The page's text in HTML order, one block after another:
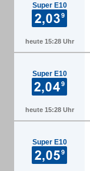
Super E10
heute 15:28 Uhr
Super E10
heute 15:28 Uhr
Super E10